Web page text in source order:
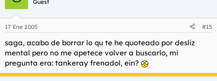
Guest
17 Ene 2005 #15
saga, acabo de borrar lo qu te he quoteado por desliz
mental pero no me apetece volver a buscarlo, mi
pregunta era: tankeray frenadol, ein?